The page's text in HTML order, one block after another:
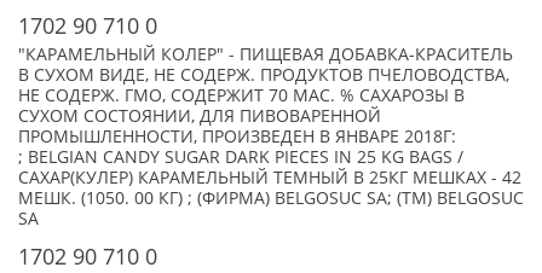
1702 90 710 0
"КАРАМЕЛЬНЫЙ КОЛЕР" - ПИЩЕВАЯ ДОБАВКА-КРАСИТЕЛЬ
В СУХОМ ВИДЕ, НЕ СОДЕРЖ. ПРОДУКТОВ ПЧЕЛОВОДСТВА,
НЕ СОДЕРЖ. ГМО, СОДЕРЖИТ 70 МАС. % САХАРОЗЫ В
СУХОМ СОСТОЯНИИ, ДЛЯ ПИВОВАРЕННОЙ
ПРОМЫШЛЕННОСТИ, ПРОИЗВЕДЕН В ЯНВАРЕ 2018Г:
; BELGIAN CANDY SUGAR DARK PIECES IN 25 KG BAGS /
САХАР(КУЛЕР) КАРАМЕЛЬНЫЙ ТЕМНЫЙ В 25КГ МЕШКАХ - 42
МЕШК. (1050. 00 КГ) ; (ФИРМА) BELGOSUC SA; (TM) BELGOSUC
SA
1702 90 710 0